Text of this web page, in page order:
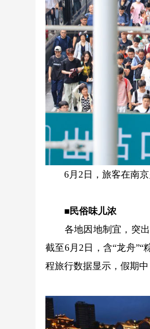
6月2日，旅客在南京
■民俗味儿浓
各地因地制宜，突出
截至6月2日，含“龙舟
程旅行数据显示，假期